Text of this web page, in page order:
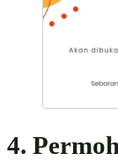
4.